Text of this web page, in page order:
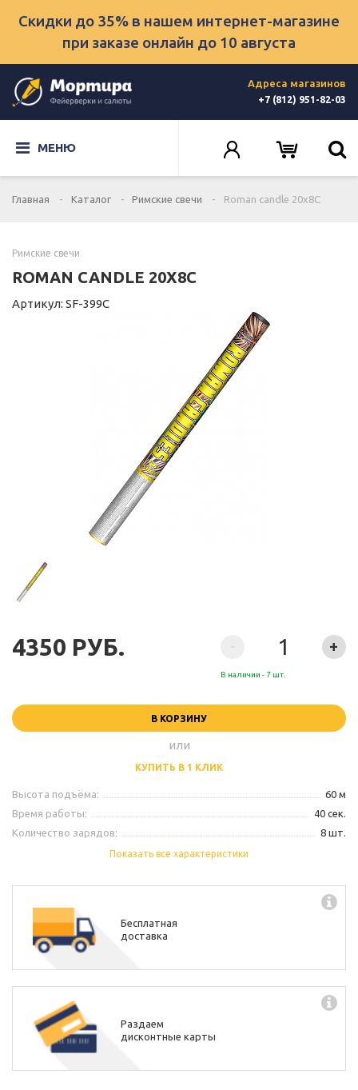
Скидки до 35% в нашем интернет-магазине
при заказе онлайн до 10 августа
Адреса магазинов
+7 (812) 951-82-03
МЕНЮ
Главная Каталог Римские свечи Roman candle 20x8C
Римские свечи
ROMAN CANDLE 20X8C
Артикул: SF-399C
4350 РУБ. +
В наличии - 7 шт.
В КОРЗИНУ
или
КУПИТЬ В 1 КЛИК
Высота подъёма:
60 м
Время работы:
40 сек.
Количество зарядов:
8 шт.
Показать все характеристики
Бесплатная
доставка
Раздаем
дисконтные карты